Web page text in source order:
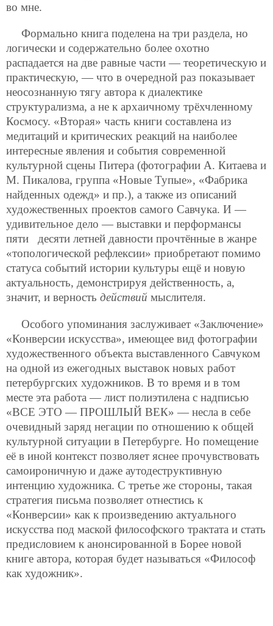
во мне.
Формально книга поделена на три раздела, но
логически и содержательно более охотно
распадается на две равные части — теоретическую и
практическую, — что в очередной раз показывает
неосознанную тягу автора к диалектике
структурализма, а не к архаичному трёхчленному
Космосу. «Вторая» часть книги составлена из
медитаций и критических реакций на наиболее
интересные явления и события современной
культурной сцены Питера (фотографии А. Китаева и
М. Пикалова, группа «Новые Тупые», «Фабрика
найденных одежд» и пр.), а также из описаний
художественных проектов самого Савчука. И —
удивительное дело — выставки и перформансы
пяти десяти летней давности прочтённые в жанре
«топологической рефлексии» приобретают помимо
статуса событий истории культуры ещё и новую
актуальность, демонстрируя действенность, а,
значит, и верность действий мыслителя.
Особого упоминания заслуживает «Заключение»
«Конверсии искусства», имеющее вид фотографии
художественного объекта выставленного Савчуком
на одной из ежегодных выставок новых работ
петербургских художников. В то время и в том
месте эта работа — лист полиэтилена с надписью
«ВСЕ ЭТО — ПРОШЛЫЙ ВЕК» — несла в себе
очевидный заряд негации по отношению к общей
культурной ситуации в Петербурге. Но помещение
её в иной контекст позволяет яснее прочувствовать
самоироничную и даже аутодеструктивную
интенцию художника. С третье же стороны, такая
стратегия письма позволяет отнестись к
«Конверсии» как к произведению актуального
искусства под маской философского трактата и стать
предисловием к анонсированной в Борее новой
книге автора, которая будет называться «Философ
как художник».